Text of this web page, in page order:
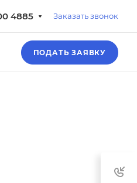
4885 Заказать звонок
ПОДАТЬ ЗАЯВКУ